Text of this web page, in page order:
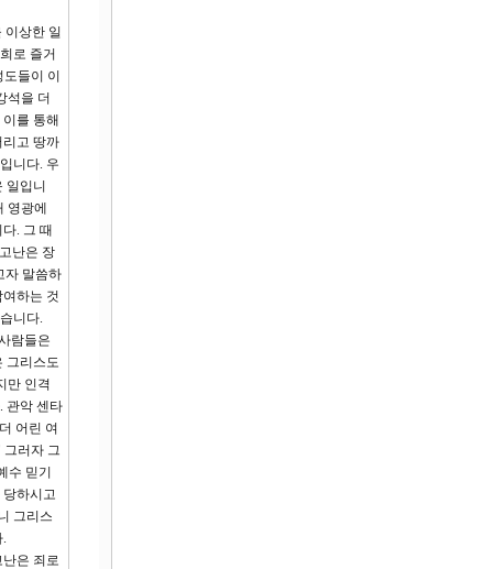
이상한 일
로 즐거
들이 이
석을 더
를 통해
리고 땅까
니다. 우
입니
영광에
. 그 때
난은 장
자 말씀하
하는 것
니다.
람들은
그리스도
만 인격
관악 센타
어린 여
그러자 그
수 믿기
하시고
그리스
은 죄로